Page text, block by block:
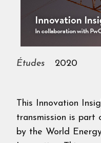
Études 2020
This Innovation
transmission is part
by the World